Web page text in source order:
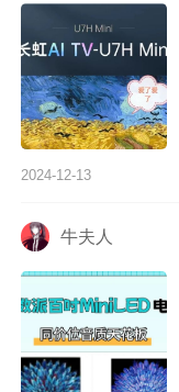
2024-12-13
牛夫人